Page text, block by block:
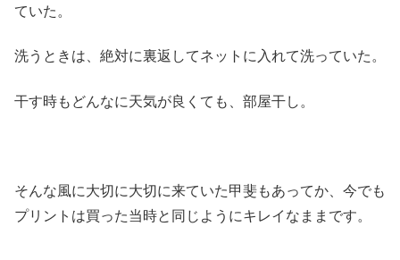
ていた。
洗うときは、絶対に裏返してネットに入れて洗っていた。
干す時もどんなに天気が良くても、部屋干し。
そんな風に大切に大切に来ていた甲斐もあってか、今でも
プリントは買った当時と同じようにキレイなままです。